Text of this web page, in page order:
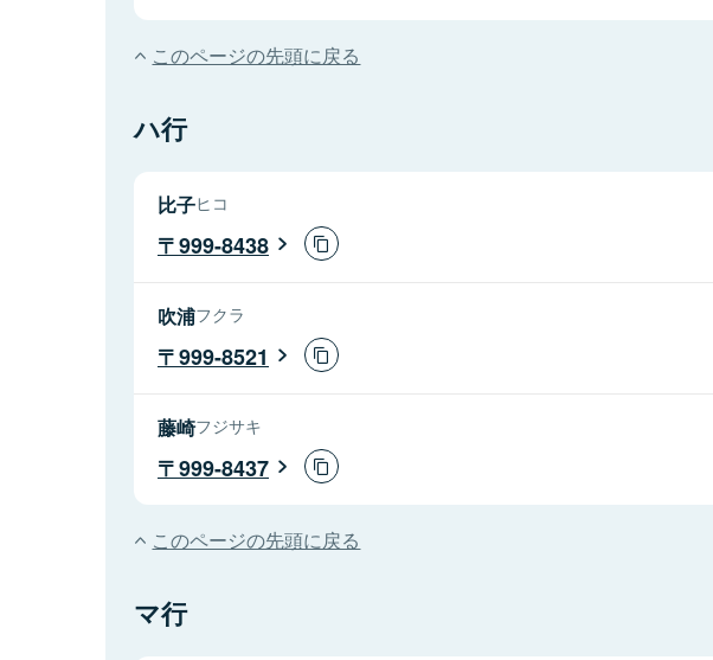
このページの先頭に戻る
ハ行
比子ヒコ
999-8438
吹浦フクラ
999-8521
藤崎フジサキ
999-8437
このページの先頭に戻る
マ行